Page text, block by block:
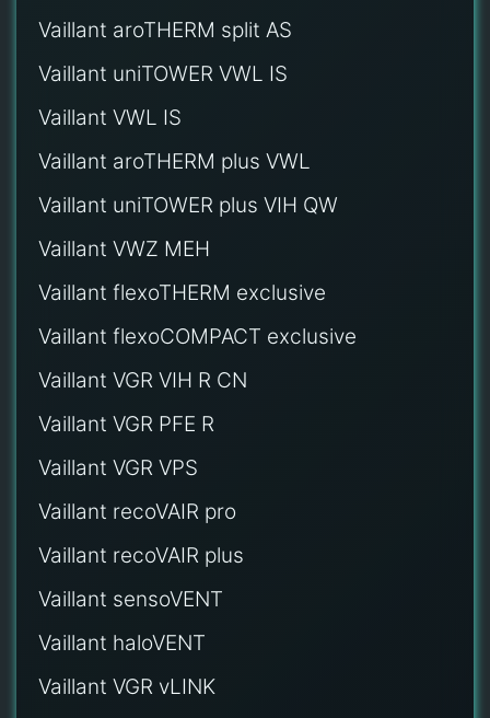
Vaillant aroTHERM split AS
Vaillant uniTOWER VWL IS
Vaillant VWL IS
Vaillant aroTHERM plus VWL
Vaillant uniTOWER plus VIH QW
Vaillant VWZ MEH
Vaillant flexoTHERM exclusive
Vaillant flexoCOMPACT exclusive
Vaillant VGR VIH R CN
Vaillant VGR PFE R
Vaillant VGR VPS
Vaillant recoVAIR pro
Vaillant recoVAIR plus
Vaillant sensoVENT
Vaillant haloVENT
Vaillant VGR vLINK